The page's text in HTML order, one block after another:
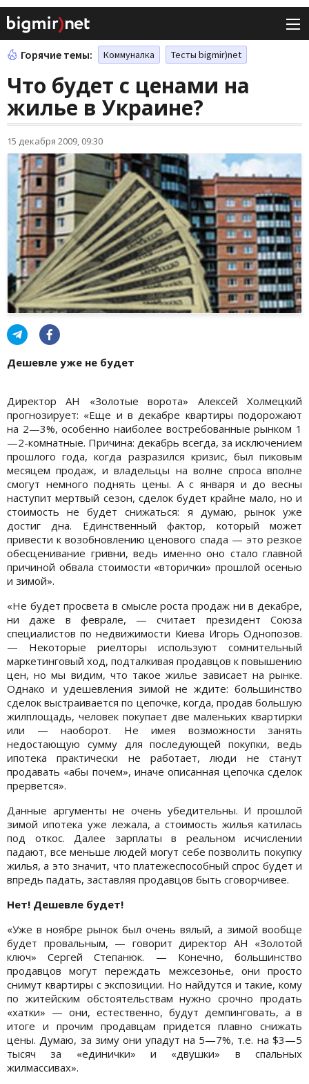
Горячие темы: Коммуналка Тесты bigmir)net
Что будет с ценами на
жилье в Украине?
15 декабря 2009, 09:30
Дешевле уже не будет
Директор АН «Золотые ворота» Алексей Холмецкий
прогнозирует: «Еще и в декабре квартиры подорожают
на 2—3%, особенно наиболее востребованные рынком 1
—2-комнатные. Причина: декабрь всегда, за исключением
прошлого года, когда разразился кризис, был пиковым
месяцем продаж, и владельцы на волне спроса вполне
смогут немного поднять цены. А с января и до весны
наступит мертвый сезон, сделок будет крайне мало, но и
стоимость не будет снижаться: я думаю, рынок уже
достиг дна. Единственный фактор, который может
привести к возобновлению ценового спада — это резкое
обесценивание гривни, ведь именно оно стало главной
причиной обвала стоимости «вторички» прошлой осенью
и зимой».
«Не будет просвета в смысле роста продаж ни в декабре,
ни даже в феврале, — считает президент Союза
специалистов по недвижимости Киева Игорь Однопозов.
— Некоторые риелторы используют сомнительный
маркетинговый ход, подталкивая продавцов к повышению
цен, но мы видим, что такое жилье зависает на рынке.
Однако и удешевления зимой не ждите: большинство
сделок выстраивается по цепочке, когда, продав большую
жилплощадь, человек покупает две маленьких квартирки
или — наоборот. Не имея возможности занять
недостающую сумму для последующей покупки, ведь
ипотека практически не работает, люди не станут
продавать «абы почем», иначе описанная цепочка сделок
прервется».
Данные аргументы не очень убедительны. И прошлой
зимой ипотека уже лежала, а стоимость жилья катилась
под откос. Далее зарплаты в реальном исчислении
падают, все меньше людей могут себе позволить покупку
жилья, а это значит, что платежеспособный спрос будет и
впредь падать, заставляя продавцов быть сговорчивее.
Нет! Дешевле будет!
«Уже в ноябре рынок был очень вялый, а зимой вообще
будет провальным, — говорит директор АН «Золотой
ключ» Сергей Степанюк. — Конечно, большинство
продавцов могут переждать межсезонье, они просто
снимут квартиры с экспозиции. Но найдутся и такие, кому
по житейским обстоятельствам нужно срочно продать
«хатки» — они, естественно, будут демпинговать, а в
итоге и прочим продавцам придется плавно снижать
цены. Думаю, за зиму они упадут на 5—7%, т.е. на $3—5
тысяч за «единички» и «двушки» в спальных
жилмассивах».